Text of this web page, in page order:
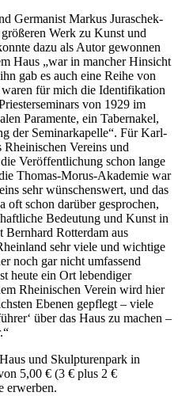
Germanist Markus Juraschek-
Werk zu Kunst und
dazu als Autor gewonnen
Haus „war in mancher Hinsicht
gab es auch eine Reihe von
für mich die Identifikation
von 1929 im
Paramente, ein Tabernakel,
der Seminarkapelle“. Für Karl-
Rheinischen Vereins und
Veröffentlichung schon lange
Thomas-Morus-Akademie war
sehr wünschenswert, und das
oft schon darüber gesprochen,
Bedeutung und Kunst in
Rotterdam aus
sehr viele und wichtige
noch gar nicht umfassend
heute ein Ort lebendiger
Rheinischen Verein wird hier
Ebenen gepflegt – viele
über das Haus zu machen –
und Skulpturenpark in
5,00 € (3 € plus 2 €
erwerben.